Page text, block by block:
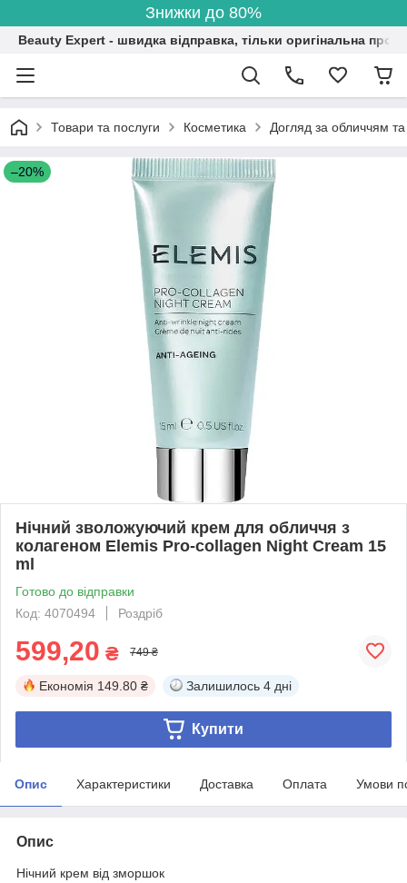
Знижки до 80%
Beauty Expert - швидка відправка, тільки оригінальна
Товари та послуги Косметика Догляд за обличчям
–20%
Нічний зволожуючий крем для обличчя з
колагеном Elemis Pro-collagen Night Cream 15
ml
Готово до відправки
Код: 4070494
Роздріб
599,20 ₴ 749 ₴
Економія 149.80 ₴ Залишилось 4 дні
Купити
Опис Характеристики Доставка Оплата Умови
Опис
Нічний крем від зморшок